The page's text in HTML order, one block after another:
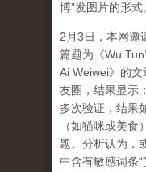
博”发图片的形式
2月3日，本网邀
篇题为《Wu
Ai Weiwei》的
友圈，结果显示
多次验证，结果
（如猫咪或美
题。分析认为，
中含有敏感词条